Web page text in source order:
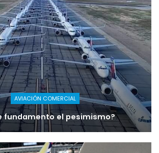
AVIACIÓN COMERCIAL
fundamento el pesimismo?